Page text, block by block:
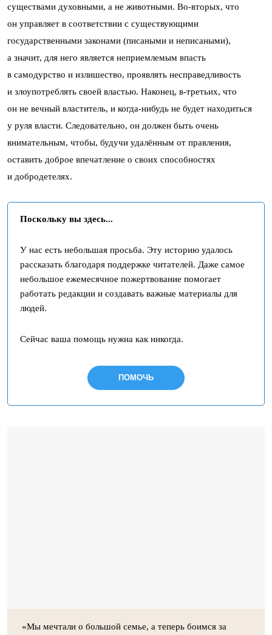
существами духовными, а не животными. Во-вторых, что
он управляет в соответствии с существующими
государственными законами (писаными и неписаными),
а значит, для него является неприемлемым впасть
в самодурство и излишество, проявлять несправедливость
и злоупотреблять своей властью. Наконец, в-третьих, что
он не вечный властитель, и когда-нибудь не будет находиться
у руля власти. Следовательно, он должен быть очень
внимательным, чтобы, будучи удалённым от правления,
оставить доброе впечатление о своих способностях
и добродетелях.
Поскольку вы здесь...
У нас есть небольшая просьба. Эту историю удалось
рассказать благодаря поддержке читателей. Даже самое
небольшое ежемесячное пожертвование помогает
работать редакции и создавать важные материалы для
людей.
Сейчас ваша помощь нужна как никогда.
ПОМОЧЬ
«Мы мечтали о большой семье, а теперь боимся за